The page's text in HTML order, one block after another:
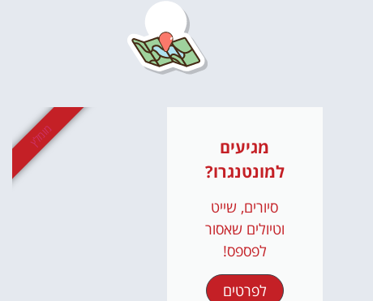
מגיעים
למונטנגרו?
סיורים, שייט
וטיולים שאסור
לפספס!
לפרטים
מומלץ